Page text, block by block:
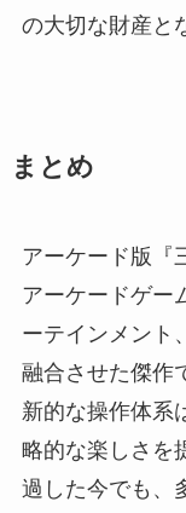
の大切な財産と
まとめ
アーケード版『
アーケードゲー
ーテインメント
融合させた傑作
新的な操作体系
略的な楽しさを
過した今でも、